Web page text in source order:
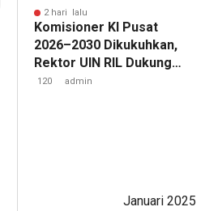
2 hari lalu
Komisioner KI Pusat
2026–2030 Dikukuhkan,
Rektor UIN RIL Dukung
Penguatan Tata Kelola
120 admin
Januari 2025